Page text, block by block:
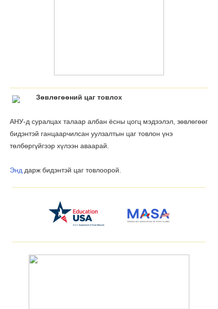
Зѳвлѳгѳѳний цаг товлох
АНУ-д суралцах талаар албан ёсны цогц мэдээлэл, зөвлөгөөг
бидэнтэй ганцаарчилсан уулзалтын цаг товлон үнэ
тѳлбѳргүйгээр хүлээн аваарай.
Энд дарж бидэнтэй цаг товлоорой.